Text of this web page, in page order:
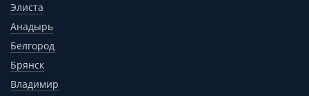
Элиста
Анадырь
Белгород
Брянск
Владимир